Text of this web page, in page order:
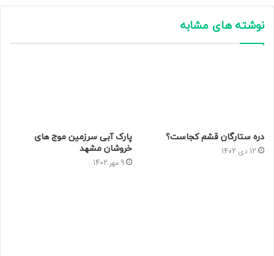
نوشته های مشابه
دره ستارگان قشم کجاست؟
12 دی 1402
پارک آبی سرزمین موج‌ های
خروشان مشهد
9 مهر 1402